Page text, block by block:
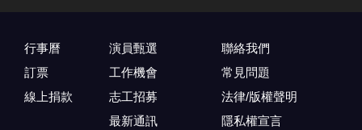
行事曆
訂票
線上捐款
演員甄選
工作機會
志工招募
最新通訊
聯絡我們
常見問題
法律/版權聲明
隱私權宣言